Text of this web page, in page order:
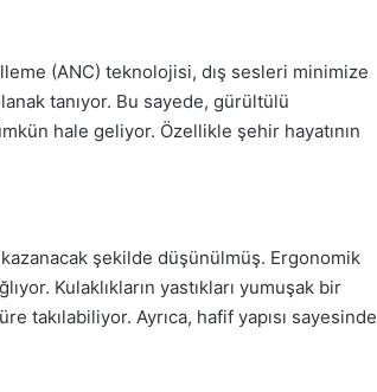
(ANC) teknolojisi, dış sesleri minimize
tanıyor. Bu sayede, gürültülü
hale geliyor. Özellikle şehir hayatının
kazanacak şekilde düşünülmüş. Ergonomik
Kulaklıkların yastıkları yumuşak bir
takılabiliyor. Ayrıca, hafif yapısı sayesinde